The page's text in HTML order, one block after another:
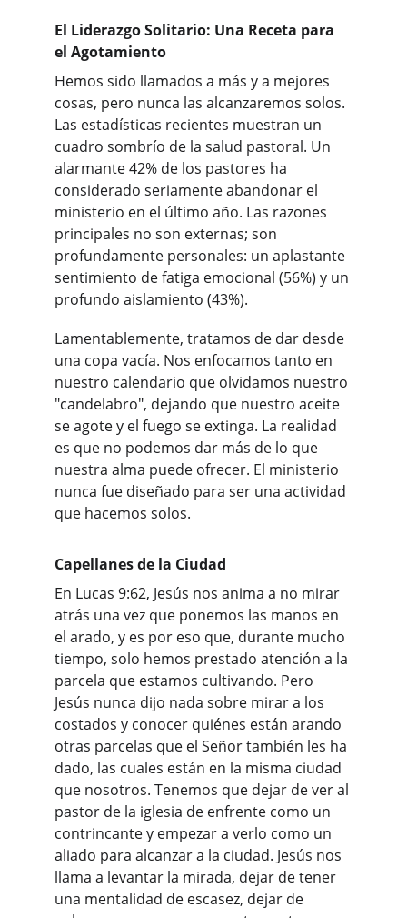
El Liderazgo Solitario: Una Receta para
el Agotamiento
Hemos sido llamados a más y a mejores
cosas, pero nunca las alcanzaremos solos.
Las estadísticas recientes muestran un
cuadro sombrío de la salud pastoral. Un
alarmante 42% de los pastores ha
considerado seriamente abandonar el
ministerio en el último año. Las razones
principales no son externas; son
profundamente personales: un aplastante
sentimiento de fatiga emocional (56%) y un
profundo aislamiento (43%).
Lamentablemente, tratamos de dar desde
una copa vacía. Nos enfocamos tanto en
nuestro calendario que olvidamos nuestro
"candelabro", dejando que nuestro aceite
se agote y el fuego se extinga. La realidad
es que no podemos dar más de lo que
nuestra alma puede ofrecer. El ministerio
nunca fue diseñado para ser una actividad
que hacemos solos.
Capellanes de la Ciudad
En Lucas 9:62, Jesús nos anima a no mirar
atrás una vez que ponemos las manos en
el arado, y es por eso que, durante mucho
tiempo, solo hemos prestado atención a la
parcela que estamos cultivando. Pero
Jesús nunca dijo nada sobre mirar a los
costados y conocer quiénes están arando
otras parcelas que el Señor también les ha
dado, las cuales están en la misma ciudad
que nosotros. Tenemos que dejar de ver al
pastor de la iglesia de enfrente como un
contrincante y empezar a verlo como un
aliado para alcanzar a la ciudad. Jesús nos
llama a levantar la mirada, dejar de tener
una mentalidad de escasez, dejar de